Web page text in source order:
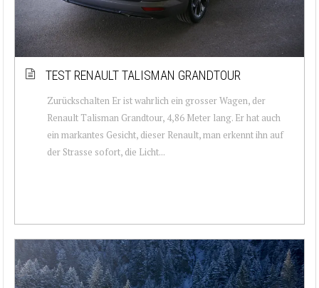
TEST RENAULT TALISMAN GRANDTOUR
Zurückschalten Er ist wahrlich ein grosser Wagen, der
Renault Talisman Grandtour, 4,86 Meter lang. Er hat auch
ein markantes Gesicht, dieser Renault, man erkennt ihn auf
der Strasse sofort, die Licht...